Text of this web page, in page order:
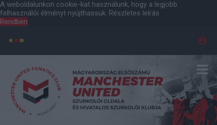
A weboldalunkon cookie-kat használunk, hogy a legjobb
felhasználói élményt nyújthassuk. Részletes leírás
Rendben